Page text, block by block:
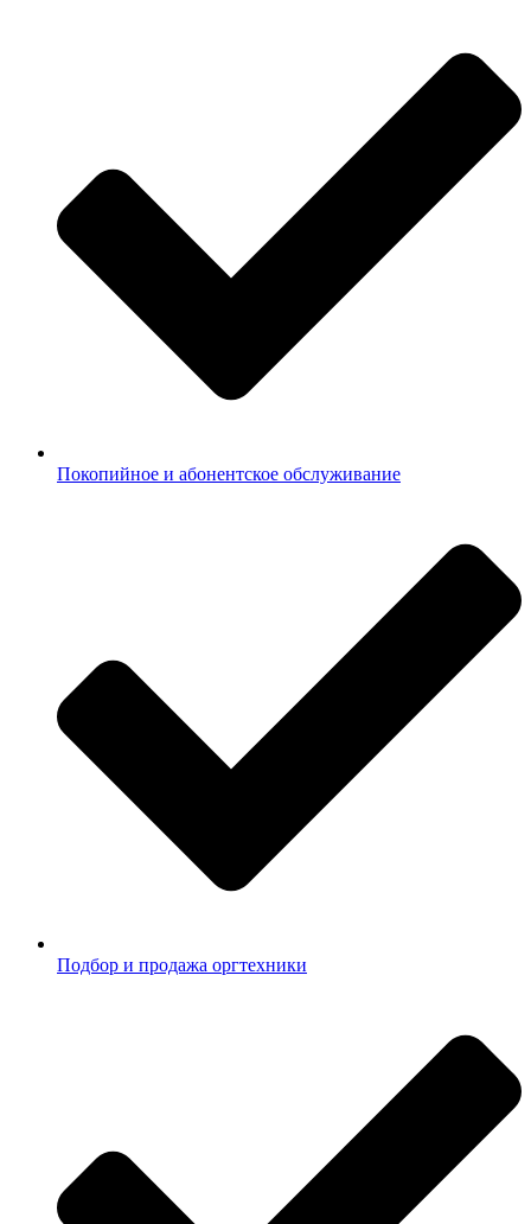
Покопийное и абонентское обслуживание
Подбор и продажа оргтехники